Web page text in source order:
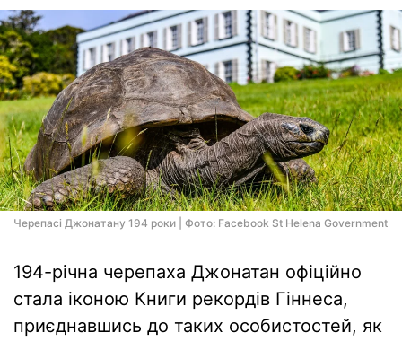
Черепасі Джонатану 194 роки | Фото: Facebook St Helena Government
194-річна черепаха Джонатан офіційно
стала іконою Книги рекордів Гіннеса,
приєднавшись до таких особистостей, як